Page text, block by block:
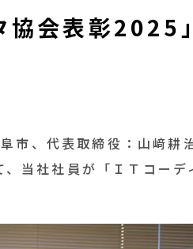
協会表彰
市、代表取締役：山﨑耕
、当社社員が「ＩＴコー